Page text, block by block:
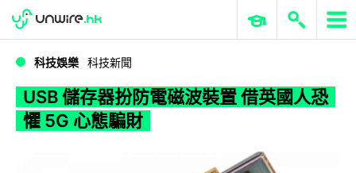
WWDC 2026 ERP 與商業 AI
科技娛樂 科技新聞
USB 儲存器扮防電磁波裝置 借英國人恐
懼 5G 心態騙財